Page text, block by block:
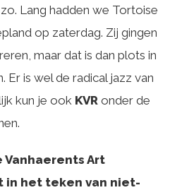
Lang hadden we Tortoise
op zaterdag. Zij gingen
maar dat is dan plots in
Er is wel de radical jazz van
kun je ook KVR onder de
Vanhaerents Art
in het teken van niet-